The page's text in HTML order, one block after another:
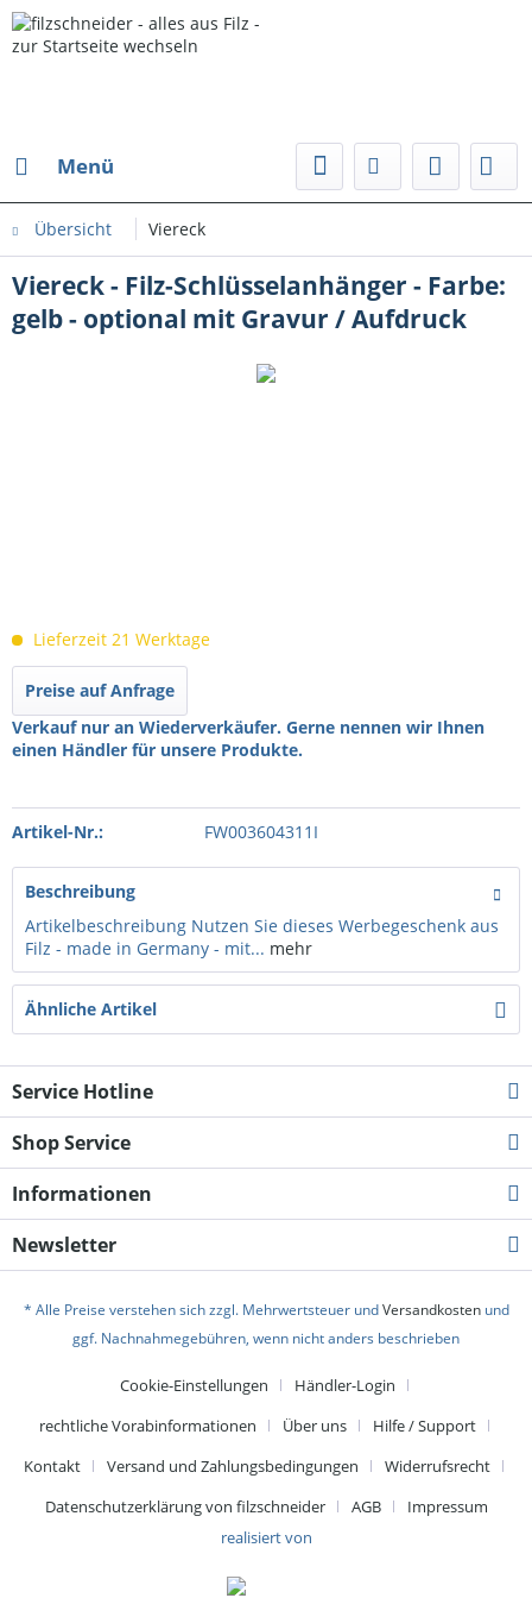
Menü
Übersicht Viereck
Viereck - Filz-Schlüsselanhänger - Farbe:
gelb - optional mit Gravur / Aufdruck
Lieferzeit 21 Werktage
Preise auf Anfrage
Verkauf nur an Wiederverkäufer. Gerne nennen wir Ihnen
einen Händler für unsere Produkte.
Artikel-Nr.: FW003604311I
Beschreibung
Artikelbeschreibung Nutzen Sie dieses Werbegeschenk aus
Filz - made in Germany - mit... mehr
Ähnliche Artikel
Service Hotline
Shop Service
Informationen
Newsletter
* Alle Preise verstehen sich zzgl. Mehrwertsteuer undVersandkostenund
ggf. Nachnahmegebühren, wenn nicht anders beschrieben
Cookie-Einstellungen
Händler-Login
rechtliche Vorabinformationen
Über uns
Hilfe / Support
Kontakt
Versand und Zahlungsbedingungen
Widerrufsrecht
Datenschutzerklärung von filzschneider
AGB
Impressum
realisiert von